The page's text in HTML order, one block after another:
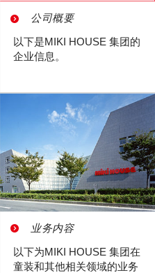
公司概要
以下是MIKI HOUSE 集团的
企业信息。
业务内容
以下为MIKI HOUSE 集团在
童装和其他相关领域的业务